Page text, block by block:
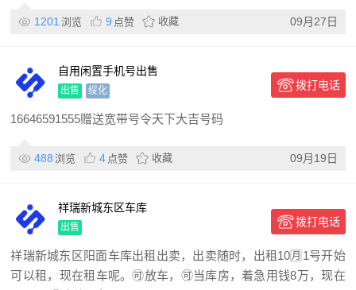
1201 浏览 9 点赞 收藏 09月27日
自用闲置手机号出售
出售 绥化 拨打电话
16646591555赠送宽带号令天下大吉号码
488 浏览 4 点赞 收藏 09月19日
祥瑞新城东区车库
出售 拨打电话
祥瑞新城东区阳面车库出租出卖，出卖随时，出租10🈷️1号开始
可以租，现在租车呢。🉑放车，🉑当库房，着急用钱8万，现在